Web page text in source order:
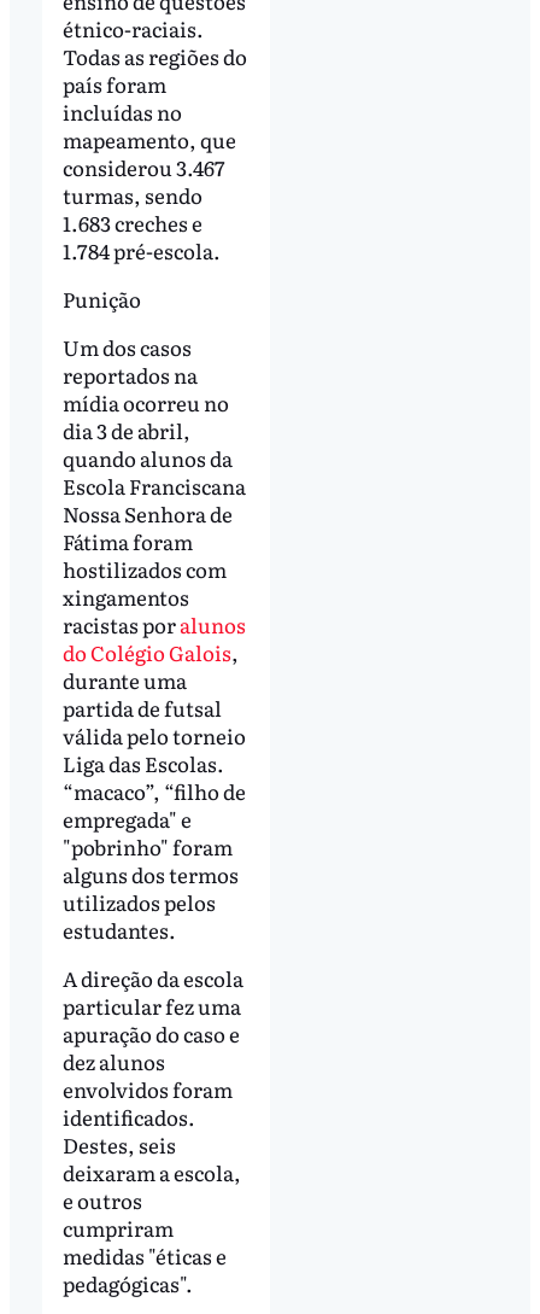
étnico-raciais.
Todas as regiões do
país foram
incluídas no
mapeamento, que
considerou 3.467
turmas, sendo
1.683 creches e
1.784 pré-escola.
Punição
Um dos casos
reportados na
mídia ocorreu no
dia 3 de abril,
quando alunos da
Escola Franciscana
Nossa Senhora de
Fátima foram
hostilizados com
xingamentos
racistas poralunos
do Colégio Galois,
durante uma
partida de futsal
válida pelo torneio
Liga das Escolas.
“macaco”, “filho de
empregada" e
"pobrinho" foram
alguns dos termos
utilizados pelos
estudantes.
A direção da escola
particular fez uma
apuração do caso e
dez alunos
envolvidos foram
identificados.
Destes, seis
deixaram a escola,
e outros
cumpriram
medidas "éticas e
pedagógicas".